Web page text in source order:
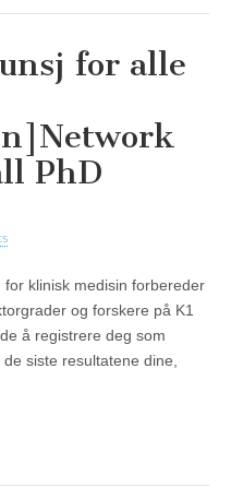
for alle
PhD
klinisk medisin forbereder
og forskere på K1
å registrere deg som
siste resultatene dine,